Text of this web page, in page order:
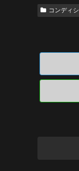
コンディ